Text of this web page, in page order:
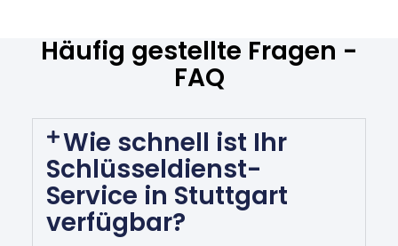
Häufig gestellte Fragen -
FAQ
Wie schnell ist Ihr
Schlüsseldienst-
Service in Stuttgart
verfügbar?